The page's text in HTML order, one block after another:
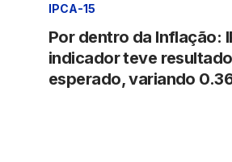
IPCA-15
Por dentro da Inflação:
indicador teve
esperado, variando